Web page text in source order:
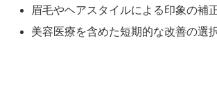
眉毛やヘアスタイルによる印象の補
美容医療を含めた短期的な改善の選